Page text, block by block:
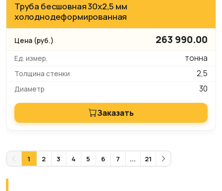
Труба бесшовная 30х2,5 мм
холоднодеформированная
263 990.00
тонна
2,5
30
Заказать
1 2 3 4 5 6 7 ... 21